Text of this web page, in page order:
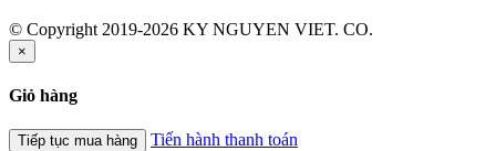
© Copyright 2019-2026 KY NGUYEN VIET. CO.
×
Giỏ hàng
Tiếp tục mua hàng Tiến hành thanh toán